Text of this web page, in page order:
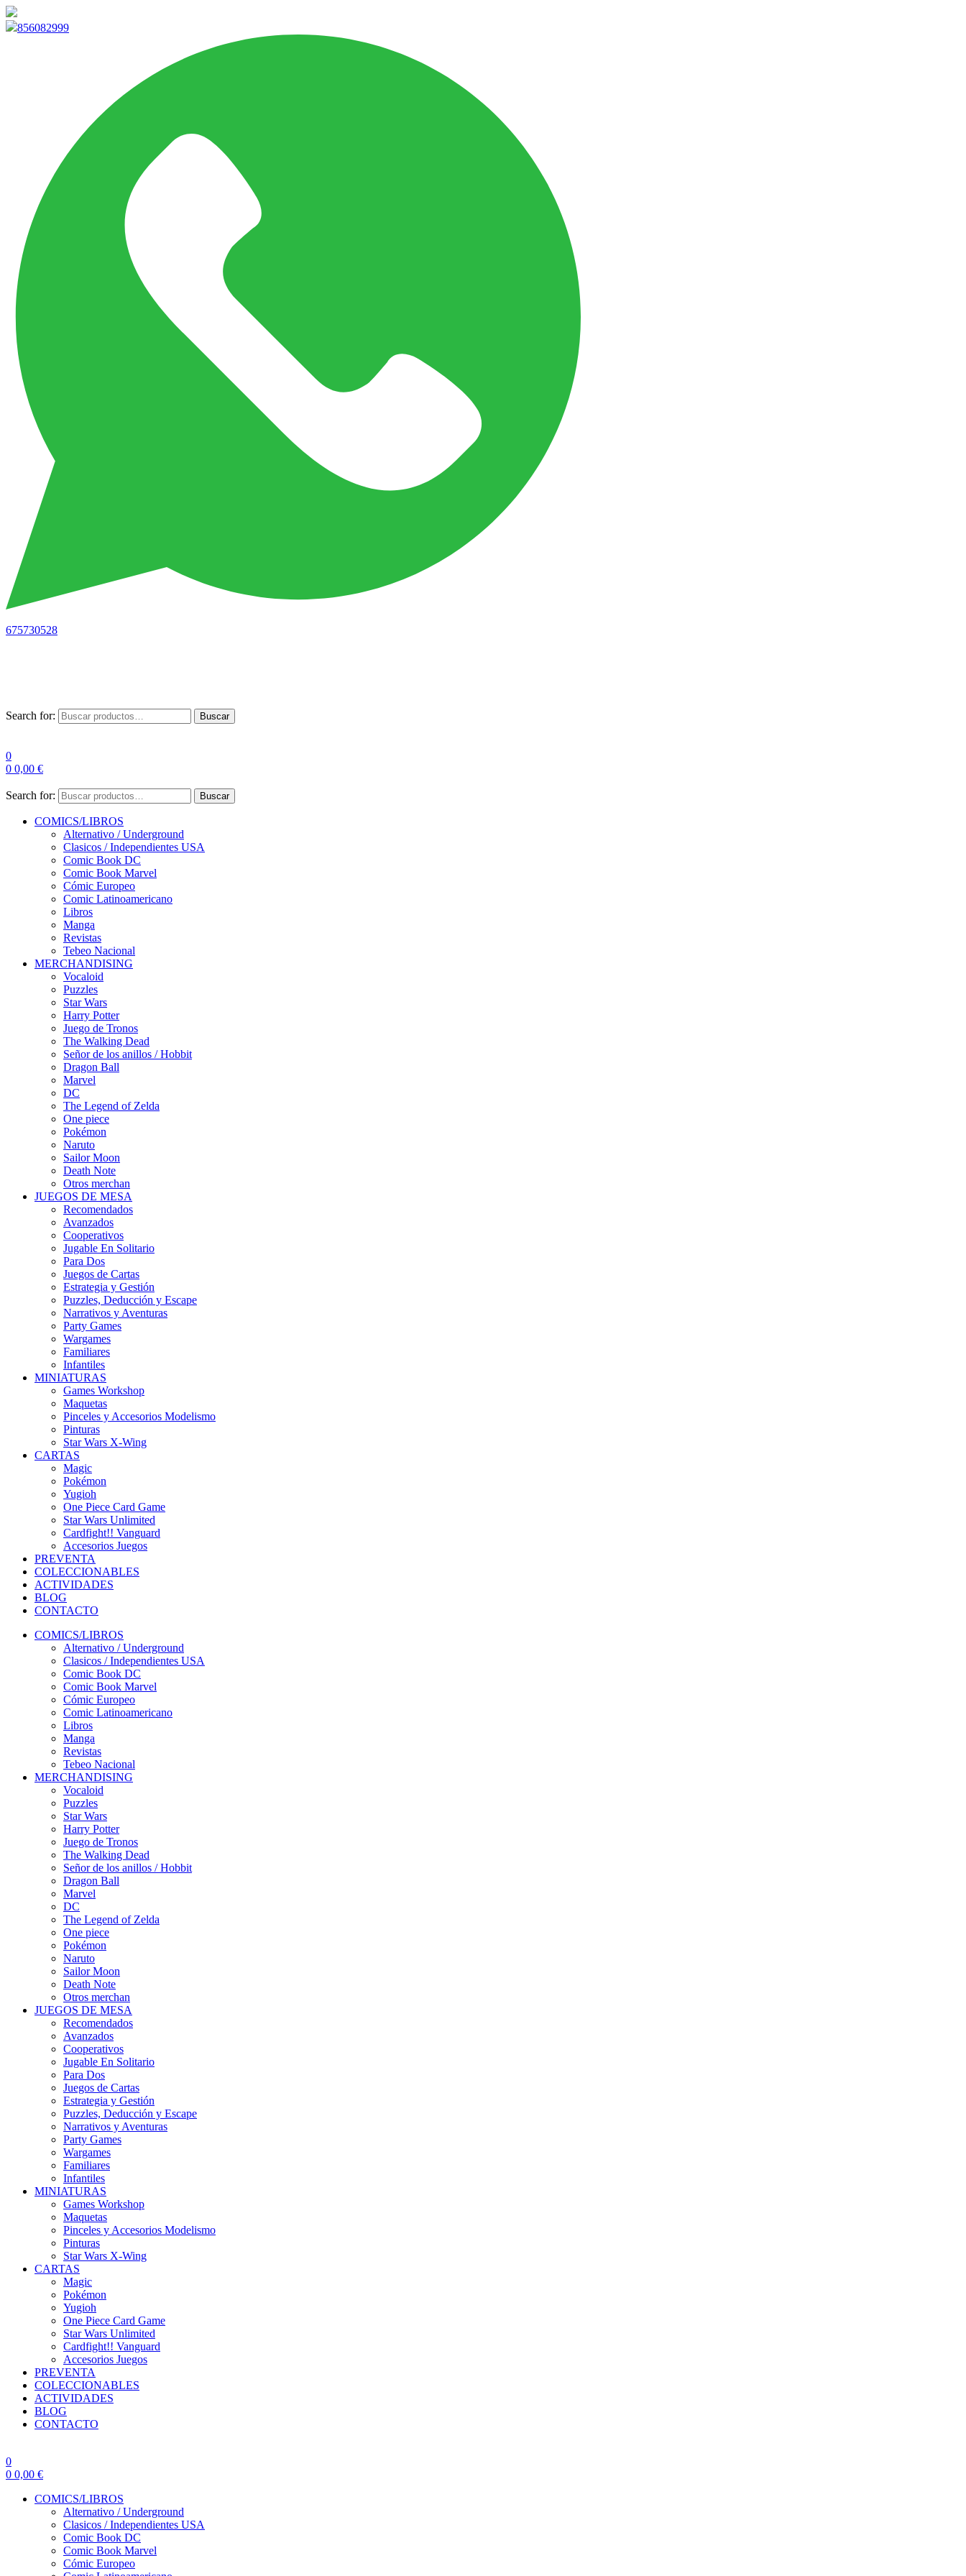
856082999
675730528
Search for: Buscar
0
0 0,00 €
Search for: Buscar
COMICS/LIBROS
Alternativo / Underground
Clasicos / Independientes USA
Comic Book DC
Comic Book Marvel
Cómic Europeo
Comic Latinoamericano
Libros
Manga
Revistas
Tebeo Nacional
MERCHANDISING
Vocaloid
Puzzles
Star Wars
Harry Potter
Juego de Tronos
The Walking Dead
Señor de los anillos / Hobbit
Dragon Ball
Marvel
DC
The Legend of Zelda
One piece
Pokémon
Naruto
Sailor Moon
Death Note
Otros merchan
JUEGOS DE MESA
Recomendados
Avanzados
Cooperativos
Jugable En Solitario
Para Dos
Juegos de Cartas
Estrategia y Gestión
Puzzles, Deducción y Escape
Narrativos y Aventuras
Party Games
Wargames
Familiares
Infantiles
MINIATURAS
Games Workshop
Maquetas
Pinceles y Accesorios Modelismo
Pinturas
Star Wars X-Wing
CARTAS
Magic
Pokémon
Yugioh
One Piece Card Game
Star Wars Unlimited
Cardfight!! Vanguard
Accesorios Juegos
PREVENTA
COLECCIONABLES
ACTIVIDADES
BLOG
CONTACTO
COMICS/LIBROS
Alternativo / Underground
Clasicos / Independientes USA
Comic Book DC
Comic Book Marvel
Cómic Europeo
Comic Latinoamericano
Libros
Manga
Revistas
Tebeo Nacional
MERCHANDISING
Vocaloid
Puzzles
Star Wars
Harry Potter
Juego de Tronos
The Walking Dead
Señor de los anillos / Hobbit
Dragon Ball
Marvel
DC
The Legend of Zelda
One piece
Pokémon
Naruto
Sailor Moon
Death Note
Otros merchan
JUEGOS DE MESA
Recomendados
Avanzados
Cooperativos
Jugable En Solitario
Para Dos
Juegos de Cartas
Estrategia y Gestión
Puzzles, Deducción y Escape
Narrativos y Aventuras
Party Games
Wargames
Familiares
Infantiles
MINIATURAS
Games Workshop
Maquetas
Pinceles y Accesorios Modelismo
Pinturas
Star Wars X-Wing
CARTAS
Magic
Pokémon
Yugioh
One Piece Card Game
Star Wars Unlimited
Cardfight!! Vanguard
Accesorios Juegos
PREVENTA
COLECCIONABLES
ACTIVIDADES
BLOG
CONTACTO
0
0 0,00 €
COMICS/LIBROS
Alternativo / Underground
Clasicos / Independientes USA
Comic Book DC
Comic Book Marvel
Cómic Europeo